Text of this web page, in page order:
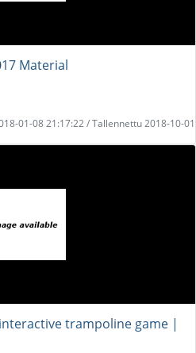
Material
01-08 21:17:22 / Tallennettu 2018-10-01
trampoline game |